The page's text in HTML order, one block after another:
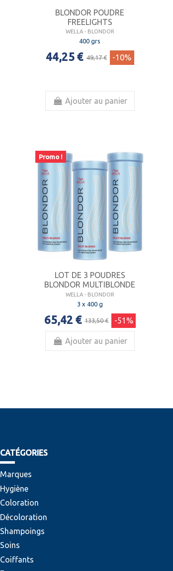
BLONDOR POUDRE
FREELIGHTS
WELLA - BLONDOR
400 grs
44,25 € 49,17 € -10%
Ajouter au panier
Promo !
LOT DE 3 POUDRES
BLONDOR MULTIBLONDE
WELLA - BLONDOR
3 x 400 g
65,42 € 133,50 € -51%
Ajouter au panier
CATÉGORIES
Marques
Hygiène
Coloration
Décoloration
Shampoings
Soins
Coiffants